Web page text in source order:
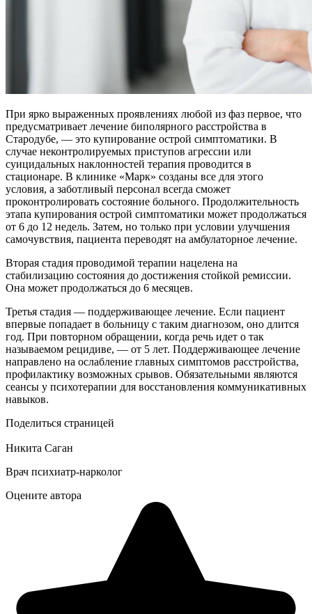
При ярко выраженных проявлениях любой из фаз первое, что
предусматривает лечение биполярного расстройства в
Стародубе, — это купирование острой симптоматики. В
случае неконтролируемых приступов агрессии или
суицидальных наклонностей терапия проводится в
стационаре. В клинике «Марк» созданы все для этого
условия, а заботливый персонал всегда сможет
проконтролировать состояние больного. Продолжительность
этапа купирования острой симптоматики может продолжаться
от 6 до 12 недель. Затем, но только при условии улучшения
самочувствия, пациента переводят на амбулаторное лечение.
Вторая стадия проводимой терапии нацелена на
стабилизацию состояния до достижения стойкой ремиссии.
Она может продолжаться до 6 месяцев.
Третья стадия — поддерживающее лечение. Если пациент
впервые попадает в больницу с таким диагнозом, оно длится
год. При повторном обращении, когда речь идет о так
называемом рецидиве, — от 5 лет. Поддерживающее лечение
направлено на ослабление главных симптомов расстройства,
профилактику возможных срывов. Обязательными являются
сеансы у психотерапии для восстановления коммуникативных
навыков.
Поделиться страницей
Никита Саган
Врач психиатр-нарколог
Оцените автора